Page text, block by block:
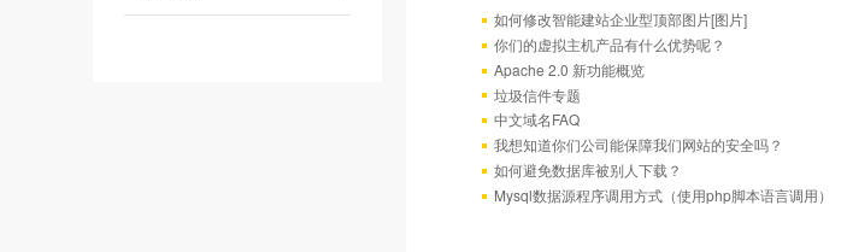
如何修改智能建站企业型顶部图片[图片]
你们的虚拟主机产品有什么优势呢？
Apache 2.0 新功能概览
垃圾信件专题
中文域名FAQ
我想知道你们公司能保障我们网站的安全吗？
如何避免数据库被别人下载？
Mysql数据源程序调用方式（使用php脚本语言调用）